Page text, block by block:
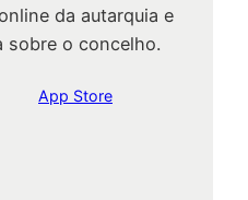
da autarquia e
sobre o concelho.
App Store